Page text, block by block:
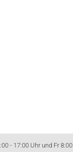
- 17:00 Uhr und Fr